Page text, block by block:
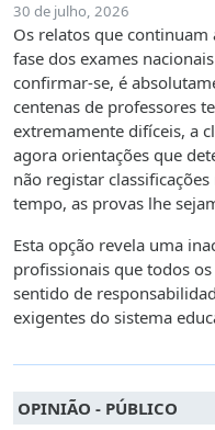
30 de julho, 2026
Os relatos que continuam
fase dos exames
confirmar-se, é
centenas de professores
extremamente difíceis, a
agora orientações que
não registar
tempo, as provas lhe
Esta opção revela uma
profissionais que todos
sentido de
exigentes do sistema
OPINIÃO - PÚBLICO